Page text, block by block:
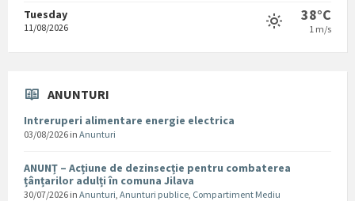
Tuesday
11/08/2026
38°C
1 m/s
ANUNTURI
Intreruperi alimentare energie electrica
03/08/2026 in Anunturi
ANUNȚ – Acțiune de dezinsecție pentru combaterea
țânțarilor adulți în comuna Jilava
30/07/2026 in Anunturi, Anunturi publice, Compartiment Mediu